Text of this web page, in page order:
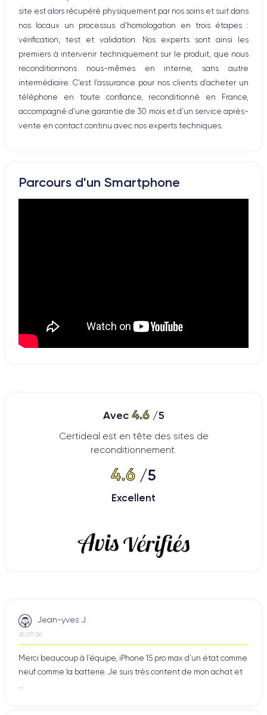
Prise USB
site est alors récupéré physiquement par nos soins et suit dans
nos locaux un processus d’homologation en trois étapes :
vérification, test et validation. Nos experts sont ainsi les
premiers à intervenir techniquement sur le produit, que nous
reconditionnons nous-mêmes en interne, sans autre
intermédiaire. C’est l’assurance pour nos clients d’acheter un
téléphone en toute confiance, reconditionné en France,
accompagné d’une garantie de 30 mois et d’un service après-
vente en contact continu avec nos experts techniques.
Parcours d'un Smartphone
Avec 4.6/5
Certideal est en tête des sites de
reconditionnement.
4.6 /5
Excellent
Jean-yves J.
26/07/26
Merci beaucoup à l’équipe, iPhone 15 pro max d’un état comme
neuf comme la batterie. Je suis très content de mon achat et